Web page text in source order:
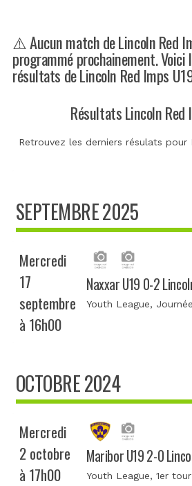
⚠️ Aucun match de Lincoln Red
programmé prochainement. Voici
résultats de Lincoln Red Imps
Résultats Lincoln Red
Retrouvez les derniers résulats pour
SEPTEMBRE 2025
Mercredi
17
septembre
à 16h00
Naxxar U19 0-2
Youth League,
OCTOBRE 2024
Mercredi
2 octobre
à 17h00
Maribor U19 2-0
Youth League, 1er tour